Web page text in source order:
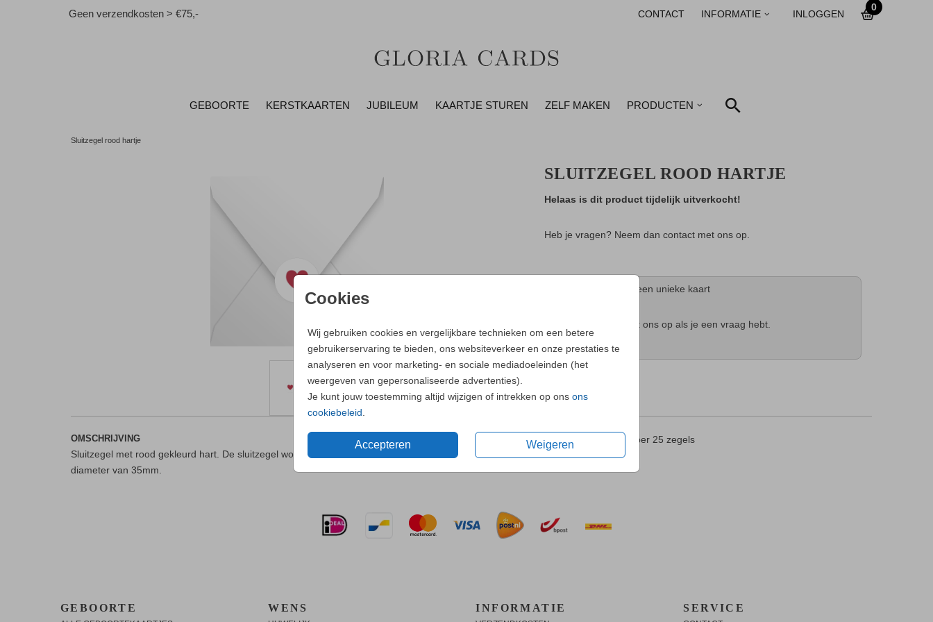
Geen verzendkosten > €75,- CONTACT INFORMATIE INLOGGEN
0
GEBOORTE KERSTKAARTEN JUBILEUM KAARTJE STUREN ZELF MAKEN PRODUCTEN
Cookies
Wij gebruiken cookies en vergelijkbare technieken om een betere
gebruikerservaring te bieden, ons websiteverkeer en onze prestaties te
analyseren en voor marketing- en sociale mediadoeleinden (het
weergeven van gepersonaliseerde advertenties).
Je kunt jouw toestemming altijd wijzigen of intrekken op ons ons
cookiebeleid
Accepteren Weigeren
Sluitzegel rood hartje
SLUITZEGEL ROOD HARTJE
Helaas is dit product tijdelijk uitverkocht!
Heb je vragen? Neem dan contact met ons op.
- Zo maak je altijd een unieke kaart
met ons op als je een vraag hebt.
OMSCHRIJVING
Sluitzegel met rood gekleurd hart. De sluitzegel worden gedrukt op matte witte stickers met een
diameter van 35mm.
Prijs: € 6,50 per 25 zegels
GEBOORTE WENS INFORMATIE SERVICE